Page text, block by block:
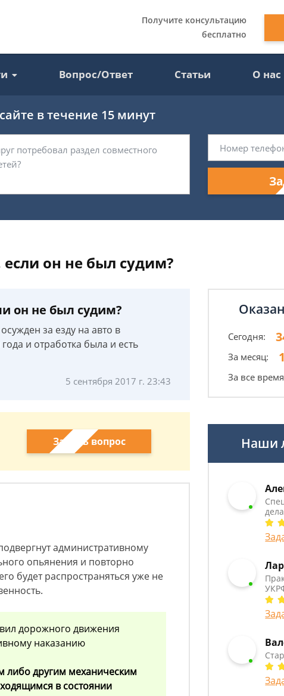
Получите консультацию
бесплатно
Вопрос/Ответ Статьи О нас
в течение 15 минут
он не был судим?
он не был судим?
за езду на авто в
и отработка была и есть
5 сентября 2017 г. 23:43
Задать вопрос
административному
опьянения и повторно
будет распространяться уже не
дорожного движения
наказанию
либо другим механическим
в состоянии
Сегодня:
За месяц:
За все
Наши